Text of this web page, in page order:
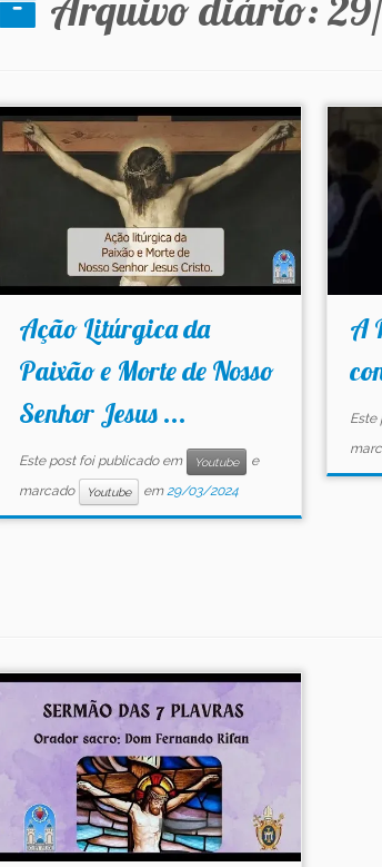
Ação Litúrgica da
Paixão e Morte de Nosso
Senhor Jesus ...
Este post foi publicado em Youtube
e
marcado
Youtube em29/03/2024
A
Este